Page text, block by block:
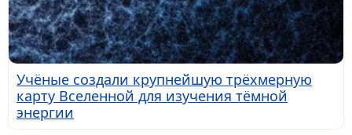
Учёные создали крупнейшую трёхмерную
карту Вселенной для изучения тёмной
энергии